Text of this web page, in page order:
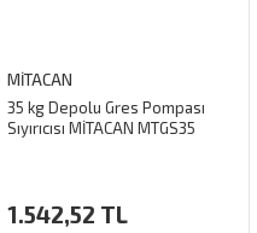
MİTACAN
35 kg Depolu Gres Pompası
Sıyırıcısı MİTACAN MTGS35
1.542,52 TL